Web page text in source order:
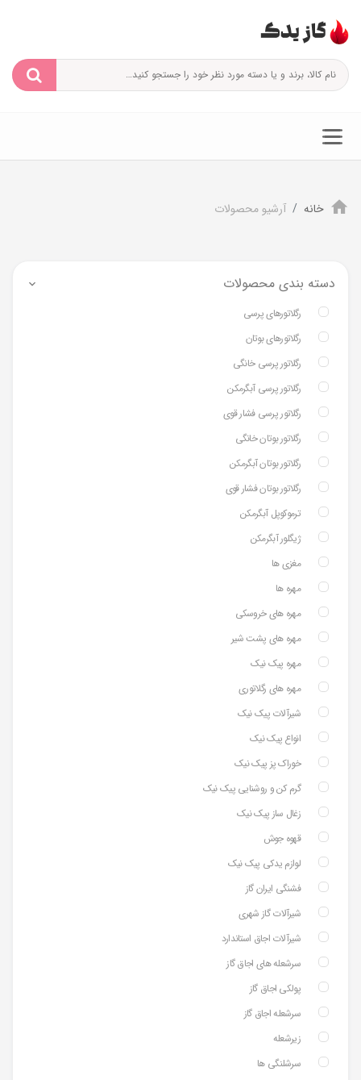
خانه آرشیو محصولات
دسته بندی محصولات
رگلاتورهای پرسی
رگلاتورهای بوتان
رگلاتور پرسی خانگی
رگلاتور پرسی آبگرمکن
رگلاتور پرسی فشار قوی
رگلاتور بوتان خانگی
رگلاتور بوتان آبگرمکن
رگلاتور بوتان فشار قوی
ترموکوپل آبگرمکن
ژیگلور آبگرمکن
مغزی ها
مهره ها
مهره های خروسکی
مهره های پشت شیر
مهره پیک نیک
مهره های رگلاتوری
شیرآلات پیک نیک
انواع پیک نیک
خوراک پز پیک نیک
گرم کن و روشنایی پیک نیک
زغال ساز پیک نیک
قهوه جوش
لوازم یدکی پیک نیک
فشنگی ایران گاز
شیرآلات گاز شهری
شیرآلات اجاق استاندارد
سرشعله های اجاق گاز
پولکی اجاق گاز
سرشعله اجاق گاز
زیرشعله
سرشلنگی ها